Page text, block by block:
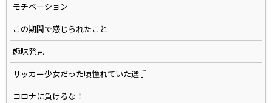
モチベーション
この期間で感じられたこと
趣味発見
サッカー少女だった頃憧れていた選手
コロナに負けるな！